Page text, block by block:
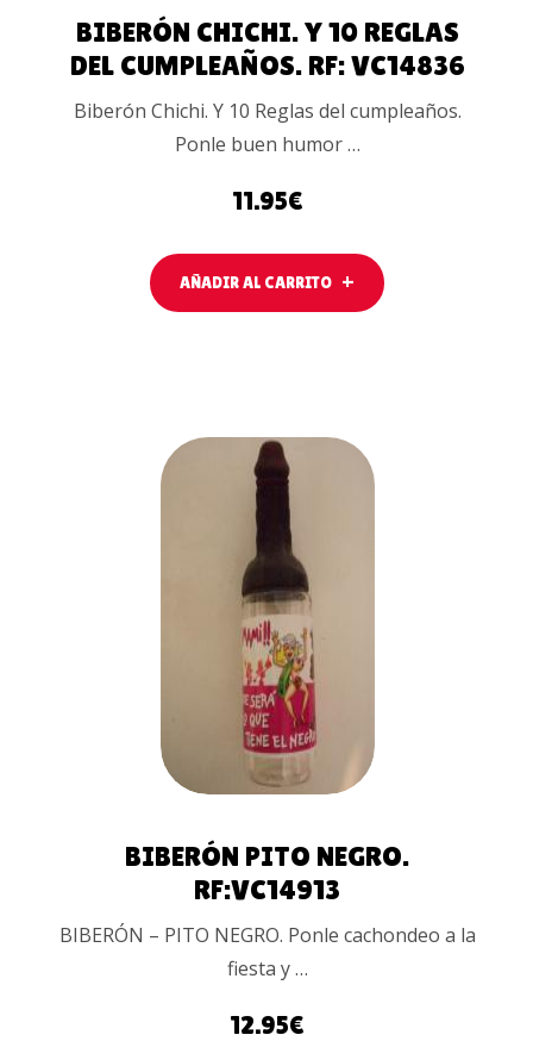
BIBERÓN CHICHI. Y 10 REGLAS
DEL CUMPLEAÑOS. RF: VC14836
Biberón Chichi. Y 10 Reglas del cumpleaños.
Ponle buen humor …
11.95€
AÑADIR AL CARRITO
AÑADIR
AL
CARRITO
BIBERÓN PITO NEGRO.
RF:VC14913
BIBERÓN – PITO NEGRO. Ponle cachondeo a la
fiesta y …
12.95€